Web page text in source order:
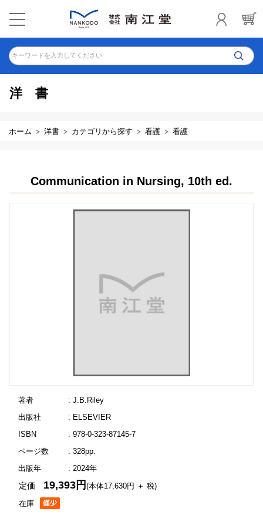
キーワードを入力してください
洋書
ホーム 洋書 カテゴリから探す 看護 看護
Communication in Nursing, 10th ed.
著者
: J.B.Riley
出版社
: ELSEVIER
ISBN
: 978-0-323-87145-7
ページ数
: 328pp.
出版年
: 2024年
在庫
定価 19,393円(本体17,630円 ＋ 税)